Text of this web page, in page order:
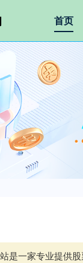
首页
是一家专业提供